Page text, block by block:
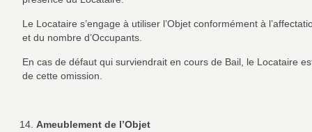
Le Locataire s’engage à utiliser l’Objet conformément à
et du nombre d’Occupants.
En cas de défaut qui surviendrait en cours de Bail, le Locataire
de cette omission.
Ameublement de l’Objet